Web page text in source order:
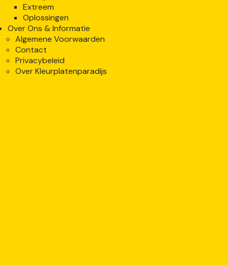
Extreem
Oplossingen
Over Ons & Informatie
Algemene Voorwaarden
Contact
Privacybeleid
Over Kleurplatenparadijs